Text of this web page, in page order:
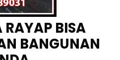
BISA
BANGUNAN